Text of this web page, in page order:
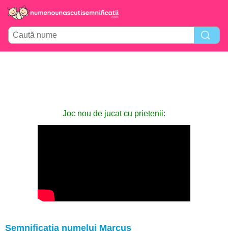
Joc nou de jucat cu prietenii:
Semnificația numelui Marcus